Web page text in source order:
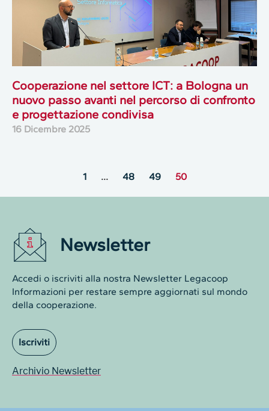
Cooperazione nel settore ICT: a Bologna un
nuovo passo avanti nel percorso di confronto
e progettazione condivisa
16 Dicembre 2025
1 … 48 49 50
Newsletter
Accedi o iscriviti alla nostra Newsletter Legacoop
Informazioni per restare sempre aggiornati sul mondo
della cooperazione.
Iscriviti
Archivio Newsletter